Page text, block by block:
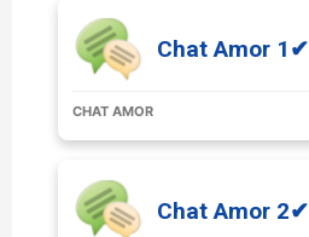
Chat Amor 1✔
CHAT AMOR
Chat Amor 2✔